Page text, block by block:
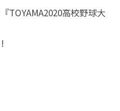
TOYAMA2020高校野球大